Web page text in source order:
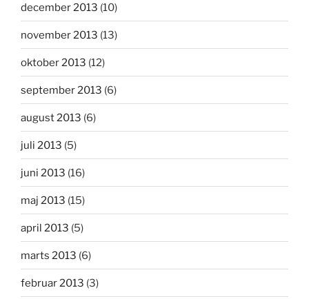
december 2013 (10)
november 2013 (13)
oktober 2013 (12)
september 2013 (6)
august 2013 (6)
juli 2013 (5)
juni 2013 (16)
maj 2013 (15)
april 2013 (5)
marts 2013 (6)
februar 2013 (3)